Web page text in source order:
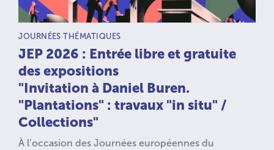
TYPE D’ACTIVITÉ :
JOURNÉES THÉMATIQUES
JEP 2026 : Entrée libre et gratuite
des expositions
"Invitation à Daniel Buren.
"Plantations" : travaux "in situ" /
Collections"
À l’occasion des Journées européennes du